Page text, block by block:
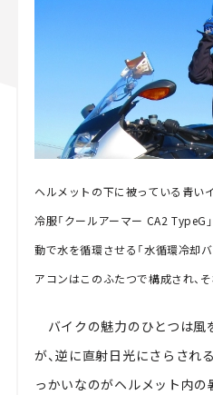
ヘルメットの下に被っている青い
冷服「クールアーマー CA2 TypeG
動で水を循環させる「水循環冷却
アコンはこのふたつで構成され、
バイクの魅力のひとつは風
が、逆に直射日光にさらされ
っかいなのがヘルメット内